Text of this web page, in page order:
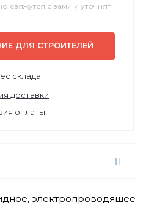
свяжутся с вами и уточнят
ДЛЯ СТРОИТЕЛЕЙ
склада
доставки
оплаты
электропроводящее